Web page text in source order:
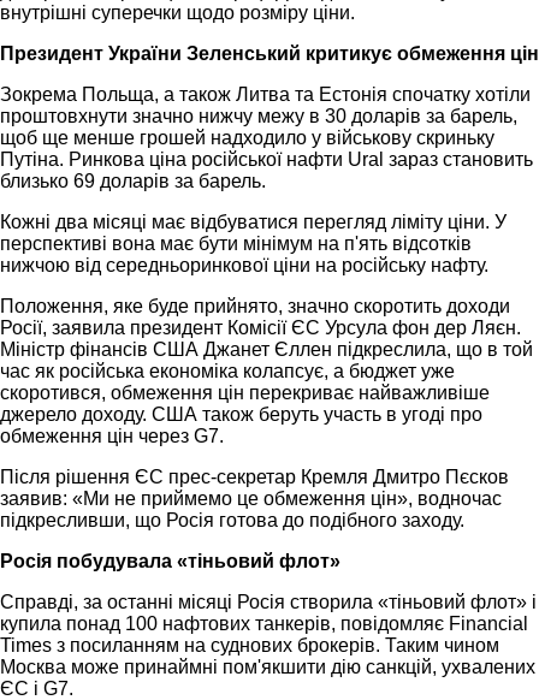
внутрішні суперечки щодо розміру ціни.
Президент України Зеленський критикує обмеження цін
Зокрема Польща, а також Литва та Естонія спочатку хотіли
проштовхнути значно нижчу межу в 30 доларів за барель,
щоб ще менше грошей надходило у військову скриньку
Путіна. Ринкова ціна російської нафти Ural зараз становить
близько 69 доларів за барель.
Кожні два місяці має відбуватися перегляд ліміту ціни. У
перспективі вона має бути мінімум на п'ять відсотків
нижчою від середньоринкової ціни на російську нафту.
Положення, яке буде прийнято, значно скоротить доходи
Росії, заявила президент Комісії ЄС Урсула фон дер Ляєн.
Міністр фінансів США Джанет Єллен підкреслила, що в той
час як російська економіка колапсує, а бюджет уже
скоротився, обмеження цін перекриває найважливіше
джерело доходу. США також беруть участь в угоді про
обмеження цін через G7.
Після рішення ЄС прес-секретар Кремля Дмитро Пєсков
заявив: «Ми не приймемо це обмеження цін», водночас
підкресливши, що Росія готова до подібного заходу.
Росія побудувала «тіньовий флот»
Справді, за останні місяці Росія створила «тіньовий флот» і
купила понад 100 нафтових танкерів, повідомляє Financial
Times з посиланням на суднових брокерів. Таким чином
Москва може принаймні пом'якшити дію санкцій, ухвалених
ЄС і G7.